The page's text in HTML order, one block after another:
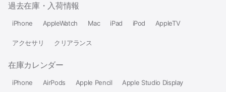
過去在庫・入荷情報
iPhone AppleWatch Mac iPad iPod AppleTV
アクセサリ クリアランス
在庫カレンダー
iPhone AirPods Apple Pencil Apple Studio Display